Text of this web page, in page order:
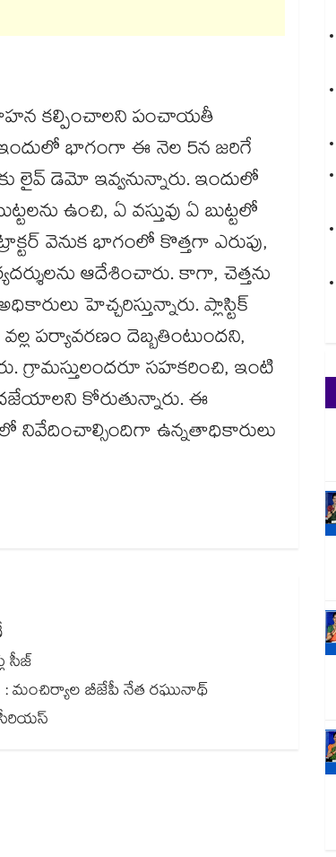
కల్పించాలని పంచాయతీ
ఇందులో భాగంగా ఈ నెల 5న జరిగే
లైవ్‌‌‌‌‌‌‌‌ డెమో ఇవ్వనున్నారు. ఇందులో
ఉంచి, ఏ వస్తువు ఏ బుట్టలో
వెనుక భాగంలో కొత్తగా ఎరుపు,
ఆదేశించారు. కాగా, చెత్తను
హెచ్చరిస్తున్నారు. ప్లాస్టిక్
పర్యావరణం దెబ్బతింటుందని,
సహకరించి, ఇంటి
కోరుతున్నారు. ఈ
ఉన్నతాధికారులు
సీజ్
: మంచిర్యాల బీజేపీ నేత రఘునాథ్
సీరియస్